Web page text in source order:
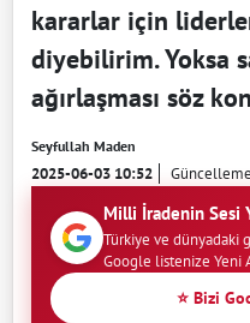
kararlar için
diyebilirim. Yoksa
ağırlaşması söz
Seyfullah Maden
2025-06-03 10:52
Milli İradenin Sesi
Türkiye ve dünyadaki
Google listenize Yeni
⭐ Bizi